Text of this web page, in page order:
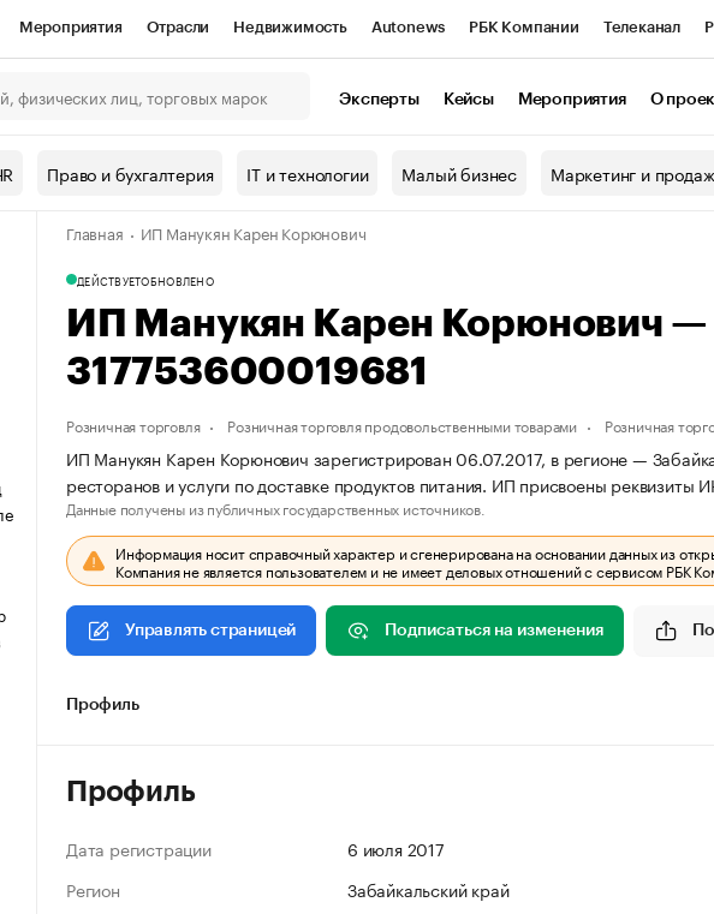
Мероприятия Отрасли Недвижимость Autonews РБК Компании Телеканал
Спецпроекты Проверка контрагентов
Рынок наличной валюты
Эксперты Кейсы Мероприятия О
Право и бухгалтерия IT и технологии Малый бизнес Маркетинг и
Главная ИП Манукян Карен Корюнович
ДЕЙСТВУЕТОБНОВЛЕНО
ИП Манукян Карен Корюнович
317753600019681
Розничная торговля Розничная торговля продовольственными товарами Розничная
ИП Манукян Карен Корюнович зарегистрирован 06.07.2017, в регионе —
ресторанов и услуги по доставке продуктов питания. ИП присвоены
Данные получены из публичных государственных источников.
Информация носит справочный характер и сгенерирована на основании данных из
Компания не является пользователем и не имеет деловых отношений с сервисом РБК
Управлять страницей Подписаться на изменения
Профиль
Профиль
Дата регистрации
6 июля 2017
Регион
Забайкальский край